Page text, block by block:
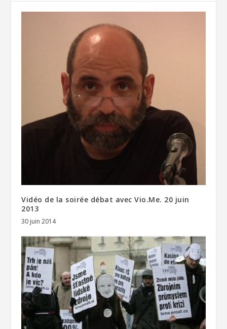
Vidéo de la soirée débat avec Vio.Me. 20 juin
2013
30 juin 2014